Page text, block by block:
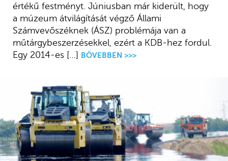
értékű festményt. Júniusban már kiderült, hogy
a múzeum átvilágítását végző Állami
Számvevőszéknek (ÁSZ) problémája van a
műtárgybeszerzésekkel, ezért a KDB-hez fordul.
Egy 2014-es […]
BŐVEBBEN >>>